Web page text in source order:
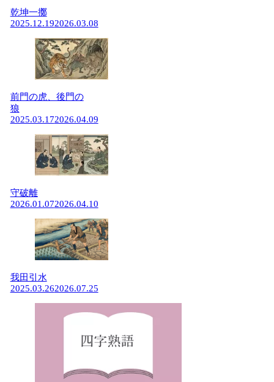
乾坤一擲
2025.12.192026.03.08
前門の虎、後門の
狼
2025.03.172026.04.09
守破離
2026.01.072026.04.10
我田引水
2025.03.262026.07.25